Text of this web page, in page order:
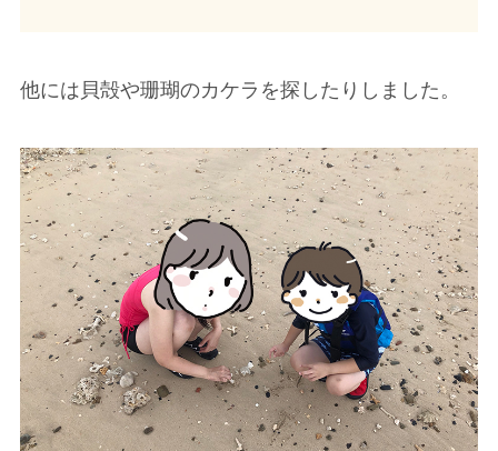
他には貝殻や珊瑚のカケラを探したりしました。